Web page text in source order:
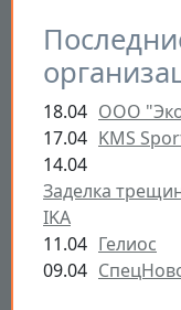
18.04 ООО
17.04 KMS
14.04
Заделка
IKA
11.04 Гелиос
09.04